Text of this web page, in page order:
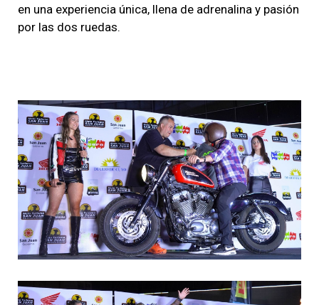
en una experiencia única, llena de adrenalina y pasión
por las dos ruedas.